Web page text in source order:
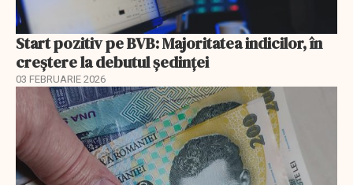
Start pozitiv pe BVB: Majoritatea indicilor, în
creştere la debutul şedinţei
03 FEBRUARIE 2026